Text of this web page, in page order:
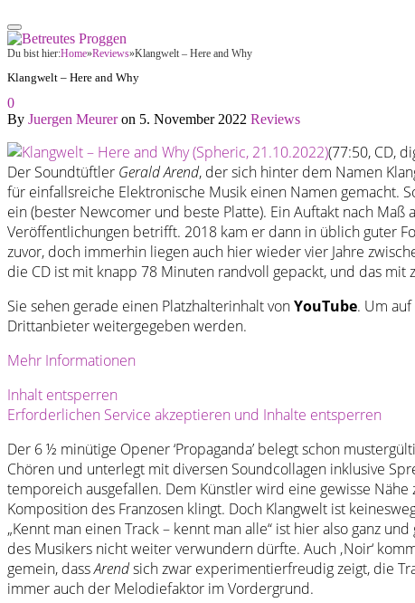
Du bist hier:Home»Reviews»Klangwelt – Here and Why
Klangwelt – Here and Why
0
By Juergen Meurer on 5. November 2022 Reviews
(77:50, CD,
Der Soundtüftler Gerald Arend, der sich hinter dem Namen
für einfallsreiche Elektronische Musik einen Namen gemacht.
ein (bester Newcomer und beste Platte). Ein Auftakt nach Maß
Veröffentlichungen betrifft. 2018 kam er dann in üblich guter
zuvor, doch immerhin liegen auch hier wieder vier Jahre
die CD ist mit knapp 78 Minuten randvoll gepackt, und das
Sie sehen gerade einen Platzhalterinhalt vonYouTube. Um
Drittanbieter weitergegeben werden.
Mehr Informationen
Inhalt entsperren
Erforderlichen Service akzeptieren und Inhalte entsperren
Der 6 ½ minütige Opener ‘Propaganda’ belegt schon
Chören und unterlegt mit diversen Soundcollagen inklusive
temporeich ausgefallen. Dem Künstler wird eine gewisse Nähe
Komposition des Franzosen klingt. Doch Klangwelt ist
„Kennt man einen Track – kennt man alle“ ist hier also ganz
des Musikers nicht weiter verwundern dürfte. Auch ‚Noir‘
gemein, dassArendsich zwar experimentierfreudig zeigt, die
immer auch der Melodiefaktor im Vordergrund.